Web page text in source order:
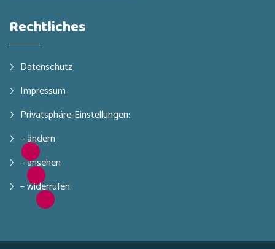
Rechtliches
Datenschutz
Impressum
Privatsphäre-Einstellungen:
– ändern
– ansehen
– widerrufen